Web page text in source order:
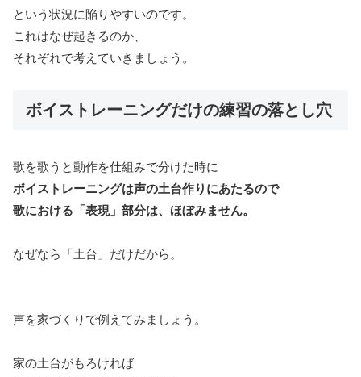
という状況に陥りやすいのです。
これはなぜ起きるのか、
それぞれで考えていきましょう。
ボイストレーニングだけの練習の落とし穴
歌を歌うと動作を仕組みで分けた時に
ボイストレーニングは声の土台作りにあたるので
歌における「表現」部分は、ほぼみません。
なぜなら「土台」だけだから。
声を家づくりで例えてみましょう。
家の土台がもろければ